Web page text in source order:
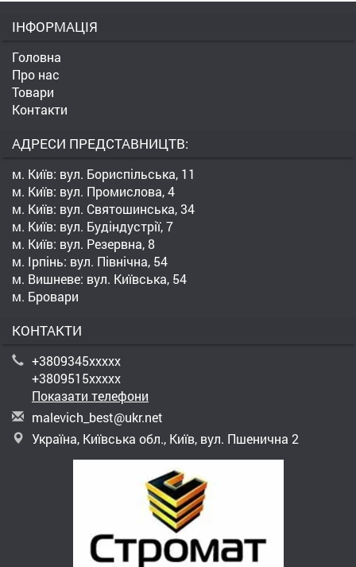
ІНФОРМАЦІЯ
Головна
Про нас
Товари
Контакти
АДРЕСИ ПРЕДСТАВНИЦТВ:
м. Київ: вул. Бориспільська, 11
м. Київ: вул. Промислова, 4
м. Київ: вул. Святошинська, 34
м. Київ: вул. Будіндустрії, 7
м. Київ: вул. Резервна, 8
м. Ірпінь: вул. Північна, 54
м. Вишневе: вул. Київська, 54
м. Бровари
КОНТАКТИ
+3809345xxxxx
+3809515xxxxx
Показати телефони
malevich_best@ukr.net
Україна, Київська обл., Київ, вул. Пшенична 2